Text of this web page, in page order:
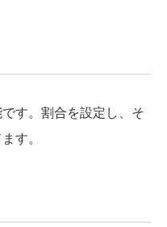
す。割合を設定し、そ
す。